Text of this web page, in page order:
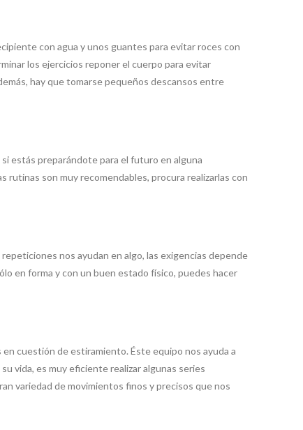
con agua y unos guantes para evitar roces con
los ejercicios reponer el cuerpo para evitar
hay que tomarse pequeños descansos entre
estás preparándote para el futuro en alguna
rutinas son muy recomendables, procura realizarlas con
nos ayudan en algo, las exigencias depende
en forma y con un buen estado físico, puedes hacer
cuestión de estiramiento. Éste equipo nos ayuda a
vida, es muy eficiente realizar algunas series
variedad de movimientos finos y precisos que nos